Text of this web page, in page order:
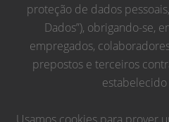
proteção de dados
Dados”), obrigando-se,
empregados,
prepostos e terceiros